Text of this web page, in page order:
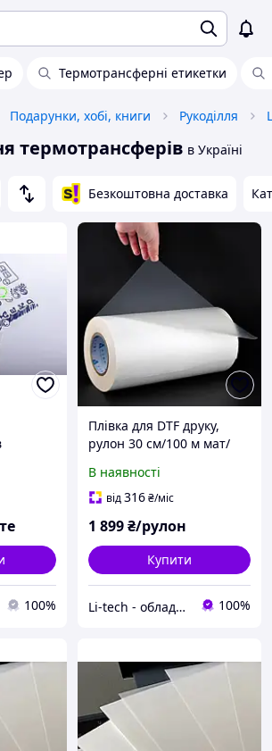
Термотрансферні етикетки
Подарунки, хобі, книги Рукоділля
термотрансферів в Україні
Безкоштовна доставка
100%
Плівка для DTF друку,
рулон 30 см/100 м мат/
В наявності
від316₴/міс
1 899₴/рулон
Купити
Li-tech - обладнання для шовкографії та швейного виробництва 100%